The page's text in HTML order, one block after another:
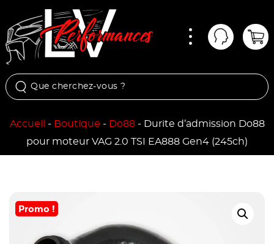
Mon
Accueil - Boutique - Do88- Durite d’admission Do88
pour moteur VAG 2.0 TSI EA888 Gen4 (245ch)
Promo !